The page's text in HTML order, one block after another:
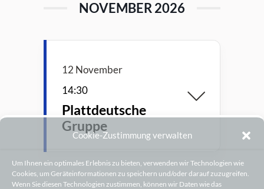
Cookie-Zustimmung verwalten
Um Ihnen ein optimales Erlebnis zu bieten, verwenden wir Technologien wie
Cookies, um Geräteinformationen zu speichern und/oder darauf zuzugreifen.
Wenn Sie diesen Technologien zustimmen, können wir Daten wie das
NOVEMBER 2026
12 November
14:30
Plattdeutsche
Gruppe